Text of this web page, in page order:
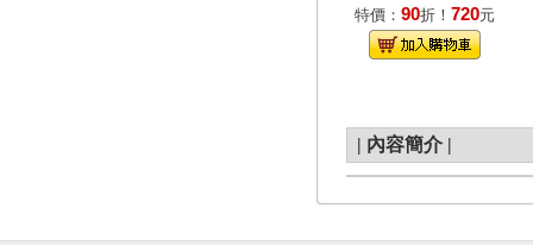
特價： 90折！ 720元
| 內容簡介 |